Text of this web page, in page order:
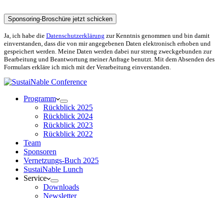
Ja, ich habe die Datenschutzerklärung zur Kenntnis genommen und bin damit
einverstanden, dass die von mir angegebenen Daten elektronisch erhoben und
gespeichert werden. Meine Daten werden dabei nur streng zweckgebunden zur
Bearbeitung und Beantwortung meiner Anfrage benutzt. Mit dem Absenden des
Formulars erkläre ich mich mit der Verarbeitung einverstanden.
Programm
Rückblick 2025
Rückblick 2024
Rückblick 2023
Rückblick 2022
Team
Sponsoren
Vernetzungs-Buch 2025
SustaiNable Lunch
Service
Downloads
Newsletter